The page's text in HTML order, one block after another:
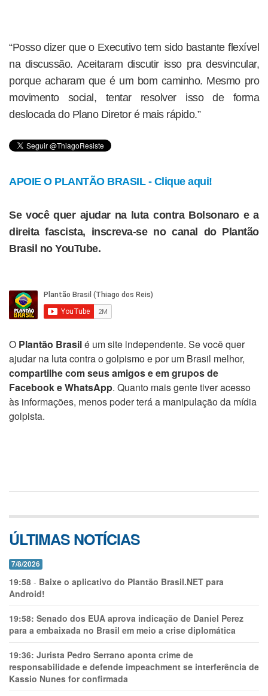
“Posso dizer que o Executivo tem sido bastante flexível
na discussão. Aceitaram discutir isso pra desvincular,
porque acharam que é um bom caminho. Mesmo pro
movimento social, tentar resolver isso de forma
deslocada do Plano Diretor é mais rápido.”
APOIE O PLANTÃO BRASIL - Clique aqui!
Se você quer ajudar na luta contra Bolsonaro e a
direita fascista, inscreva-se no canal do Plantão
Brasil no YouTube.
O Plantão Brasilé um site independente. Se você quer
ajudar na luta contra o golpismo e por um Brasil melhor,
compartilhe com seus amigos e em grupos de
Facebook e WhatsApp. Quanto mais gente tiver acesso
às informações, menos poder terá a manipulação da mídia
golpista.
ÚLTIMAS NOTÍCIAS
7/8/2026
19:58 - Baixe o aplicativo do Plantão Brasil.NET para
Android!
19:58: Senado dos EUA aprova indicação de Daniel Perez
para a embaixada no Brasil em meio a crise diplomática
19:36: Jurista Pedro Serrano aponta crime de
responsabilidade e defende impeachment se interferência de
Kassio Nunes for confirmada